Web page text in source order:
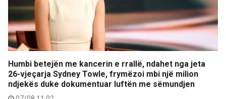
Humbi betejën me kancerin e rrallë, ndahet nga jeta
26-vjeçarja Sydney Towle, frymëzoi mbi një milion
ndjekës duke dokumentuar luftën me sëmundjen